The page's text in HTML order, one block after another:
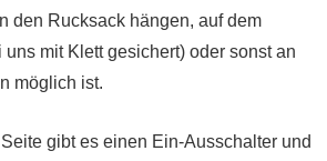
den Rucksack hängen, auf dem
mit Klett gesichert) oder sonst an
möglich ist.
gibt es einen Ein-Ausschalter und